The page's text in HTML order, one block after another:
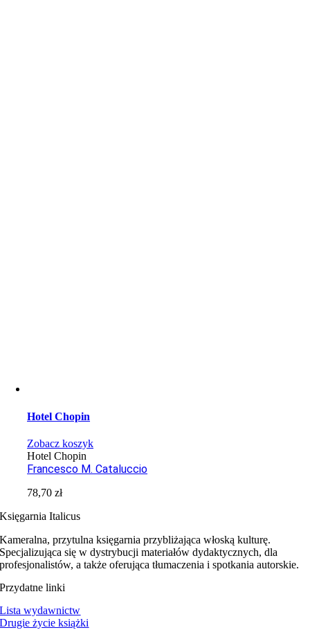
Hotel Chopin
Zobacz koszyk
Hotel Chopin
Francesco M. Cataluccio
78,70zł
Księgarnia Italicus
Kameralna, przytulna księgarnia przybliżająca włoską kulturę.
Specjalizująca się w dystrybucji materiałów dydaktycznych, dla
profesjonalistów, a także oferująca tłumaczenia i spotkania autorskie.
Przydatne linki
Lista wydawnictw
Drugie życie książki